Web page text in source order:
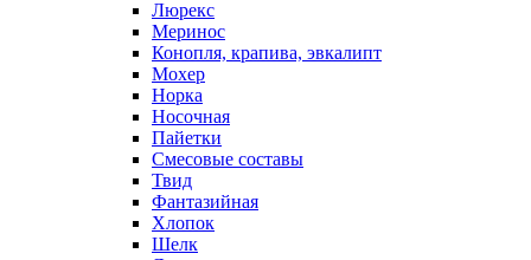
Люрекс
Меринос
Конопля, крапива, эвкалипт
Мохер
Норка
Носочная
Пайетки
Смесовые составы
Твид
Фантазийная
Хлопок
Шелк